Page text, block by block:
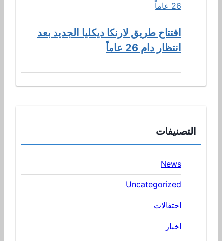
افتتاح طريق لارنكا ديكليا الجديد بعد
انتظار دام 26 عاماً
التصنيفات
News
Uncategorized
احتفالات
اخبار